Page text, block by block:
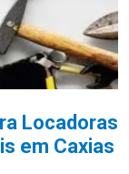
Locadoras
em Caxias